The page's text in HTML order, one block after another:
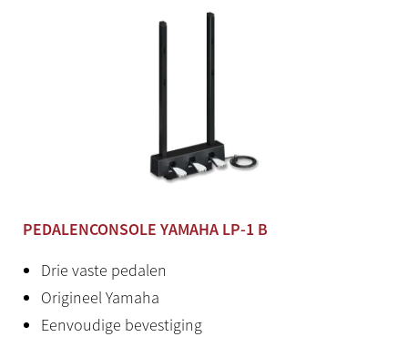
SmartPianist vanaf V2.0
Flowkey. Stevige bijpassende standaard en pedalen
optioneel.
PEDALENCONSOLE YAMAHA LP-1 B
Drie vaste pedalen
Origineel Yamaha
Eenvoudige bevestiging